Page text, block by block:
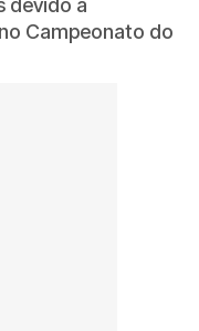
devido à
Campeonato do